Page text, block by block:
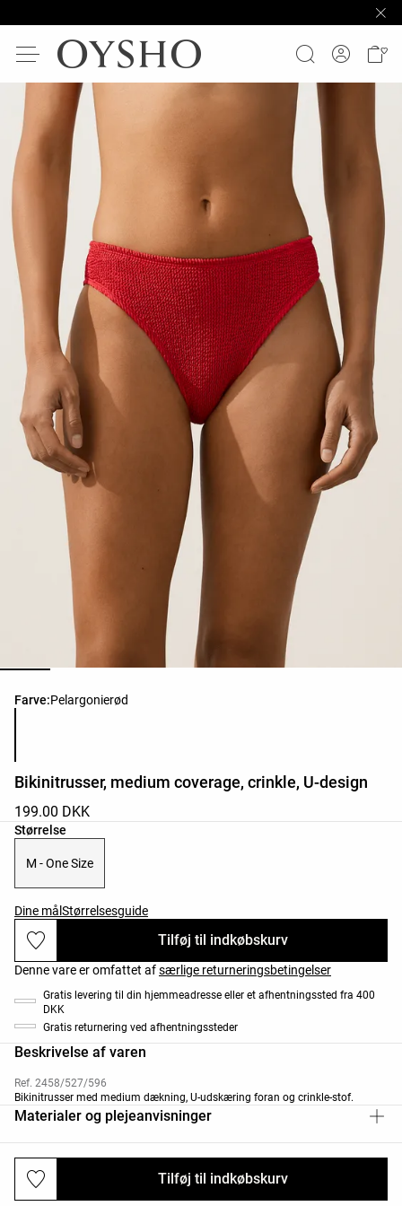
Farve:Pelargonierød
Liste over produktfarver
Bikinitrusser, medium coverage, crinkle, U-design
199.00 DKK
Størrelse
Liste over produktstørrelser
M - One Size
Dine mål Størrelsesguide
Tilføj til indkøbskurv
Tilføj til indkøbskurv
Denne vare er omfattet afsærlige returneringsbetingelser
Gratis levering til din hjemmeadresse eller et afhentningssted fra 400
DKK
Gratis returnering ved afhentningssteder
Beskrivelse af varen
Ref. 2458/527/596
Bikinitrusser med medium dækning, U-udskæring foran og crinkle-stof.
Materialer og plejeanvisninger
Levering og returnering